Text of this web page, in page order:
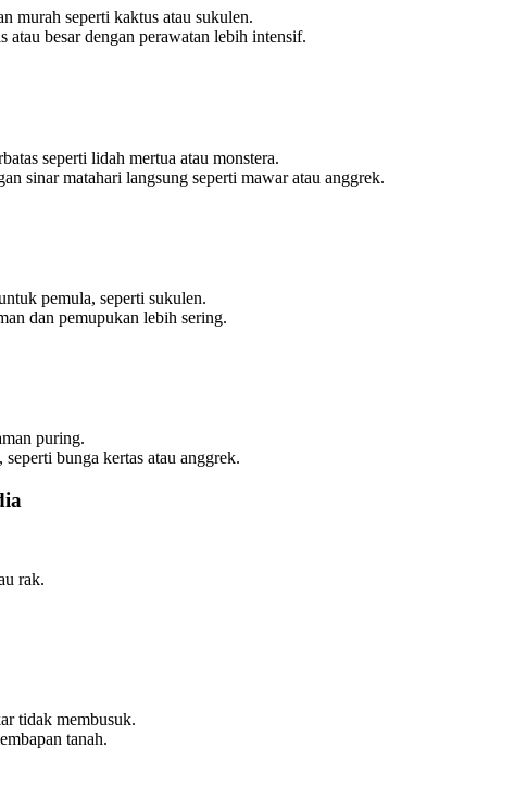
murah seperti kaktus atau sukulen.
atau besar dengan perawatan lebih intensif.
seperti lidah mertua atau monstera.
sinar matahari langsung seperti mawar atau anggrek.
pemula, seperti sukulen.
dan pemupukan lebih sering.
puring.
bunga kertas atau anggrek.
rak.
tidak membusuk.
tanah.